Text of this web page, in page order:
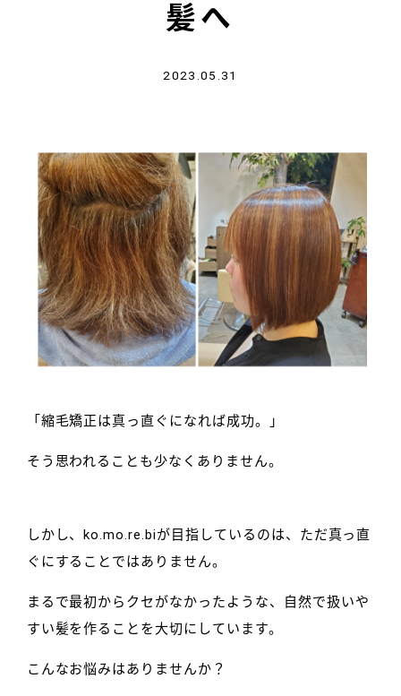
髪へ
2023.05.31
「縮毛矯正は真っ直ぐになれば成功。」
そう思われることも少なくありません。
しかし、ko.mo.re.biが目指しているのは、ただ真っ直
ぐにすることではありません。
まるで最初からクセがなかったような、自然で扱いや
すい髪を作ることを大切にしています。
こんなお悩みはありませんか？